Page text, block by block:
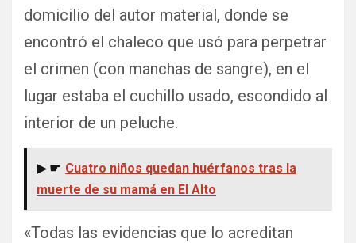
domicilio del autor material, donde se
encontró el chaleco que usó para perpetrar
el crimen (con manchas de sangre), en el
lugar estaba el cuchillo usado, escondido al
interior de un peluche.
▶ ☛ Cuatro niños quedan huérfanos tras la
muerte de su mamá en El Alto
«Todas las evidencias que lo acreditan